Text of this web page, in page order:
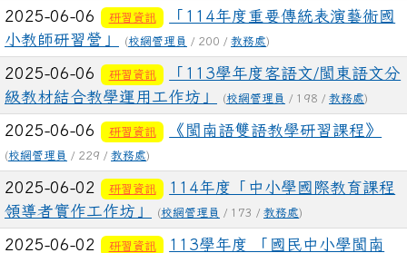
2025-06-06 研習資訊
「114年度重要傳統表演藝術國
小教師研習營」
(校網管理員 / 200 / 教務處)
2025-06-06 研習資訊
「113學年度客語文/閩東語文分
級教材結合教學運用工作坊」
(校網管理員 / 198 / 教務處)
2025-06-06 研習資訊 《閩南語雙語教學研習課程》
(校網管理員 / 229 / 教務處)
2025-06-02 研習資訊
114年度「中小學國際教育課程
領導者實作工作坊」
(校網管理員 / 173 / 教務處)
2025-06-02 研習資訊
113學年度 「國民中小學閩南